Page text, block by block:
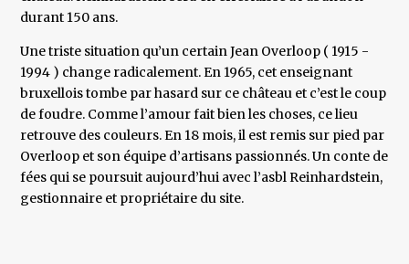
durant 150 ans.
Une triste situation qu’un certain Jean Overloop ( 1915 -
1994 ) change radicalement. En 1965, cet enseignant
bruxellois tombe par hasard sur ce château et c’est le coup
de foudre. Comme l’amour fait bien les choses, ce lieu
retrouve des couleurs. En 18 mois, il est remis sur pied par
Overloop et son équipe d’artisans passionnés. Un conte de
fées qui se poursuit aujourd’hui avec l’asbl Reinhardstein,
gestionnaire et propriétaire du site.